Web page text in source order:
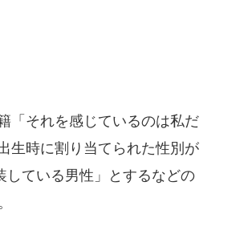
「それを感じているのは私だ
生時に割り当てられた性別が
している男性」とするなどの